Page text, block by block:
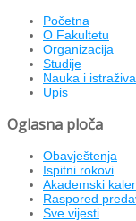
Početna
O Fakultetu
Organizacija
Studije
Nauka i
Upis
Oglasna ploča
Obavještenja
Ispitni rokovi
Akademski
Raspored
Sve vijesti